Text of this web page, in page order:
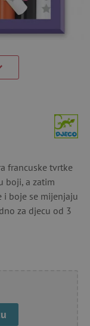
francuske tvrtke
boji, a zatim
i boje se mijenjaju
za djecu od 3